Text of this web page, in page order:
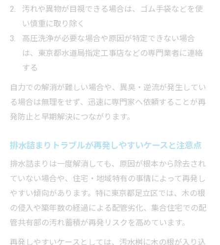
汚れや異物が目視できる場合は、ゴム手袋などを使
い慎重に取り除く
高圧洗浄が必要な場合や原因が特定できない場合
は、東京都水道局指定工事店などの専門業者に連絡
する
自力での解消が難しい場合や、異臭・逆流が発生してい
る場合は無理をせず、迅速に専門家へ依頼することが再
発防止と早期解決につながります。
排水詰まりトラブルが再発しやすいケースと注意点
排水詰まりは一度解消しても、原因が根本から除去され
ていない場合や、住宅・地域特有の事情によって再発し
やすい傾向があります。特に東京都足立区では、木の根
の侵入や築年数の経過による配管劣化、集合住宅での配
管共有部の汚れ蓄積が再発リスクを高めています。
再発しやすいケースとしては、汚水桝に木の根が入り込